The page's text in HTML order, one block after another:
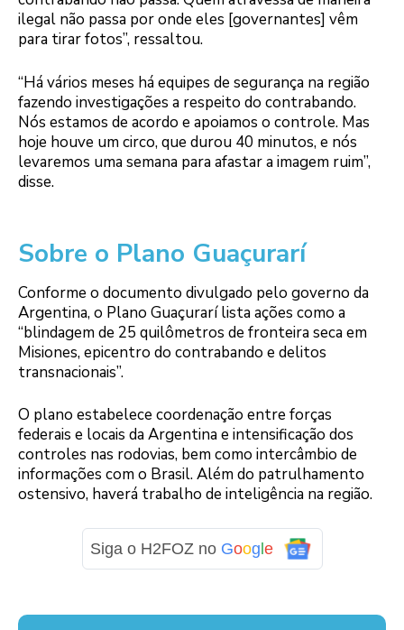
ilegal não passa por onde eles [governantes] vêm
para tirar fotos”, ressaltou.
“Há vários meses há equipes de segurança na região
fazendo investigações a respeito do contrabando.
Nós estamos de acordo e apoiamos o controle. Mas
hoje houve um circo, que durou 40 minutos, e nós
levaremos uma semana para afastar a imagem ruim”,
disse.
Sobre o Plano Guaçurarí
Conforme o documento divulgado pelo governo da
Argentina, o Plano Guaçurarí lista ações como a
“blindagem de 25 quilômetros de fronteira seca em
Misiones, epicentro do contrabando e delitos
transnacionais”.
O plano estabelece coordenação entre forças
federais e locais da Argentina e intensificação dos
controles nas rodovias, bem como intercâmbio de
informações com o Brasil. Além do patrulhamento
ostensivo, haverá trabalho de inteligência na região.
Siga o H2FOZ no Google